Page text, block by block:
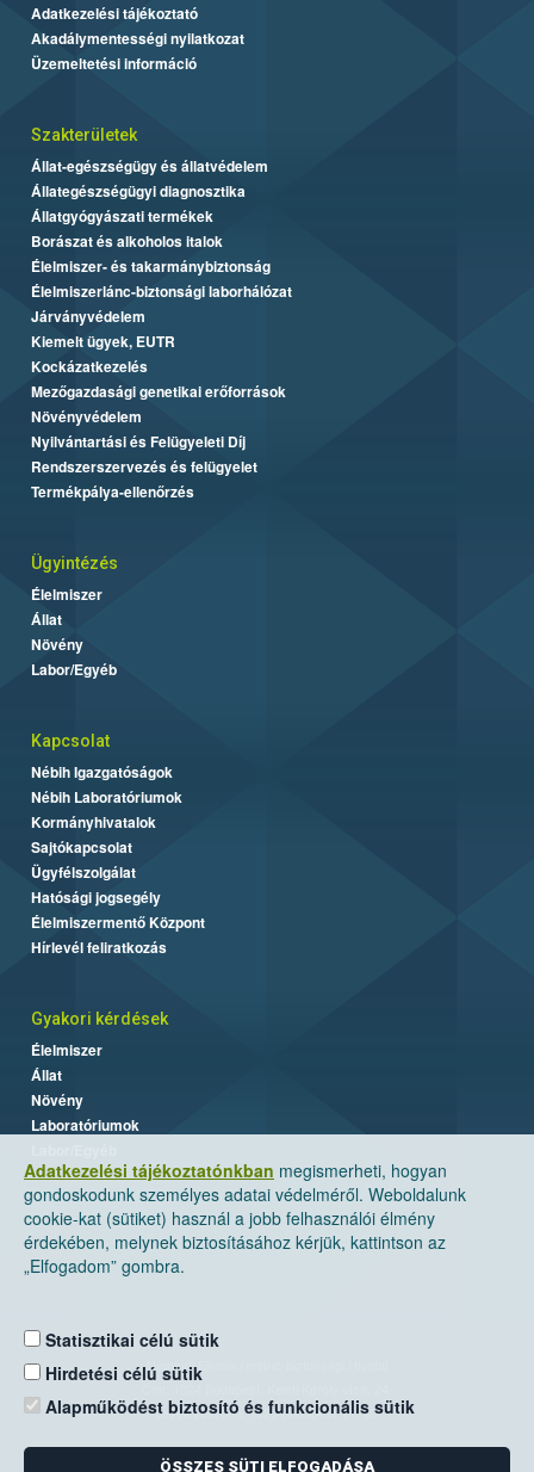
Adatkezelési tájékoztatónkban megismerheti, hogyan
gondoskodunk személyes adatai védelméről. Weboldalunk
cookie-kat (sütiket) használ a jobb felhasználói élmény
érdekében, melynek biztosításához kérjük, kattintson az
„Elfogadom” gombra.
Statisztikai célú sütik
Hirdetési célú sütik
Alapműködést biztosító és funkcionális sütik
ÖSSZES SÜTI ELFOGADÁSA
Adatkezelési tájékoztató
Akadálymentességi nyilatkozat
Üzemeltetési információ
Szakterületek
Állat-egészségügy és állatvédelem
Állategészségügyi diagnosztika
Állatgyógyászati termékek
Borászat és alkoholos italok
Élelmiszer- és takarmánybiztonság
Élelmiszerlánc-biztonsági laborhálózat
Járványvédelem
Kiemelt ügyek, EUTR
Kockázatkezelés
Mezőgazdasági genetikai erőforrások
Növényvédelem
Nyilvántartási és Felügyeleti Díj
Rendszerszervezés és felügyelet
Termékpálya-ellenőrzés
Ügyintézés
Élelmiszer
Állat
Növény
Labor/Egyéb
Kapcsolat
Nébih Igazgatóságok
Nébih Laboratóriumok
Kormányhivatalok
Sajtókapcsolat
Ügyfélszolgálat
Hatósági jogsegély
Élelmiszermentő Központ
Hírlevél feliratkozás
Gyakori kérdések
Élelmiszer
Állat
Növény
Laboratóriumok
Nemzeti Élelmiszerlánc-biztonsági Hivatal
Levelezési cím: 1525 Budapest. Pf. 30.